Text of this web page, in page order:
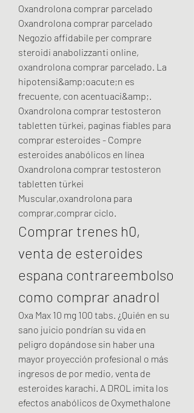
Oxandrolona comprar parcelado
Oxandrolona comprar parcelado
Negozio affidabile per comprare
steroidi anabolizzanti online,
oxandrolona comprar parcelado. La
hipotensi&amp;oacute;n es
frecuente, con acentuaci&amp;.
Oxandrolona comprar testosteron
tabletten türkei, paginas fiables para
comprar esteroides - Compre
esteroides anabólicos en línea
Oxandrolona comprar testosteron
tabletten türkei
Muscular,oxandrolona para
comprar,comprar ciclo.
Comprar trenes h0,
venta de esteroides
espana contrareembolso
como comprar anadrol
Oxa Max 10 mg 100 tabs. ¿Quién en su
sano juicio pondrían su vida en
peligro dopándose sin haber una
mayor proyección profesional o más
ingresos de por medio, venta de
esteroides karachi. A DROL imita los
efectos anabólicos de Oxymethalone